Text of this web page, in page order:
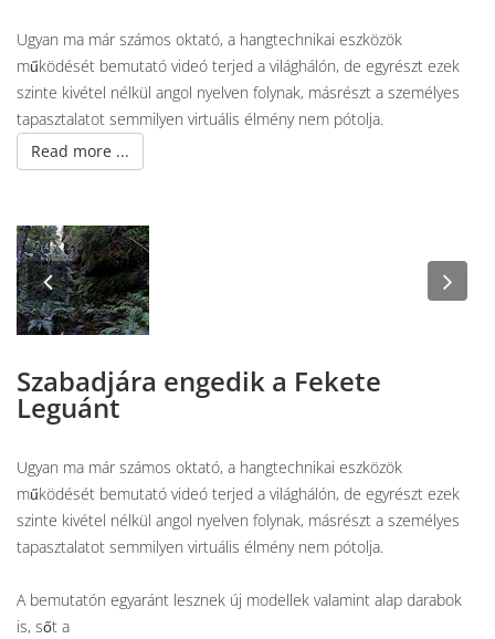
Ugyan ma már számos oktató, a hangtechnikai eszközök
működését bemutató videó terjed a világhálón, de egyrészt ezek
szinte kivétel nélkül angol nyelven folynak, másrészt a személyes
tapasztalatot semmilyen virtuális élmény nem pótolja.
Read more ...
Previous
Szabadjára engedik a Fekete
Leguánt
Ugyan ma már számos oktató, a hangtechnikai eszközök
működését bemutató videó terjed a világhálón, de egyrészt ezek
szinte kivétel nélkül angol nyelven folynak, másrészt a személyes
tapasztalatot semmilyen virtuális élmény nem pótolja.
A bemutatón egyaránt lesznek új modellek valamint alap darabok
is, sőt a